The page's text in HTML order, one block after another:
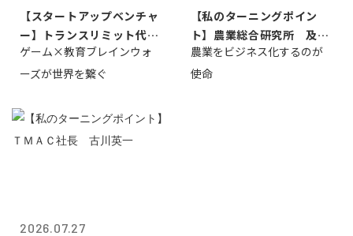
【スタートアップベンチャ
ー】トランスリミット代表
取締役社長 ...
ゲーム×教育ブレインウォ
ーズが世界を繋ぐ
【私のターニングポイン
ト】農業総合研究所 及川
智正
農業をビジネス化するのが
使命
2026.07.27